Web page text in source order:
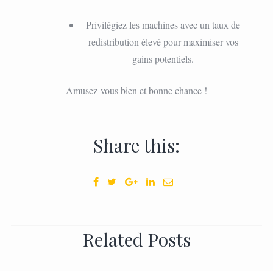
Privilégiez les machines avec un taux de
redistribution élevé pour maximiser vos
gains potentiels.
Amusez-vous bien et bonne chance !
Share this:
Related Posts